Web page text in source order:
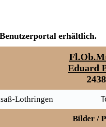
erhältlich.
Eduard
2438
Lothringen
Bilder /